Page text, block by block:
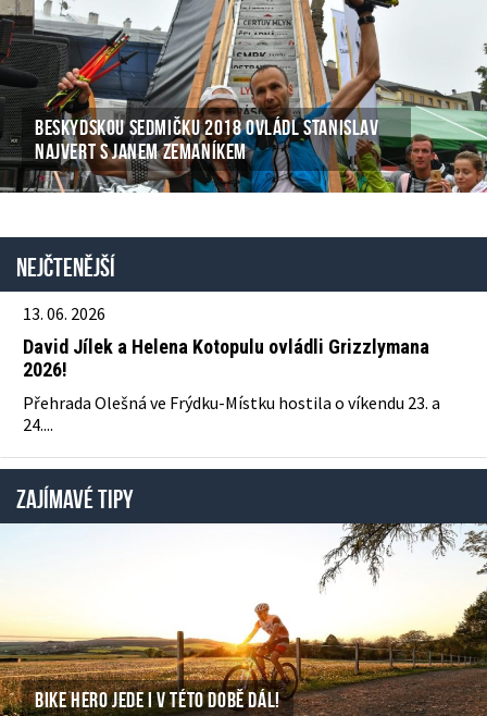
BESKYDSKOU SEDMIČKU 2018 OVLÁDL STANISLAV
NAJVERT S JANEM ZEMANÍKEM
Nejčtenější
13. 06. 2026
David Jílek a Helena Kotopulu ovládli Grizzlymana
2026!
Přehrada Olešná ve Frýdku-Místku hostila o víkendu 23. a
24....
ZAJÍMAVÉ TIPY
BIKE HERO JEDE I V TÉTO DOBĚ DÁL!